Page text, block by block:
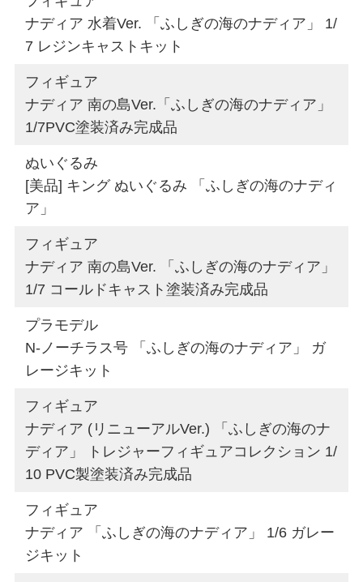
ナディア 水着Ver. 「ふしぎの海のナディア」 1/
7 レジンキャストキット
フィギュア
ナディア 南の島Ver.「ふしぎの海のナディア」
1/7PVC塗装済み完成品
ぬいぐるみ
[美品] キング ぬいぐるみ 「ふしぎの海のナディ
ア」
フィギュア
ナディア 南の島Ver. 「ふしぎの海のナディア」
1/7 コールドキャスト塗装済み完成品
プラモデル
N-ノーチラス号 「ふしぎの海のナディア」 ガ
レージキット
フィギュア
ナディア (リニューアルVer.) 「ふしぎの海のナ
ディア」 トレジャーフィギュアコレクション 1/
10 PVC製塗装済み完成品
フィギュア
ナディア 「ふしぎの海のナディア」 1/6 ガレー
ジキット